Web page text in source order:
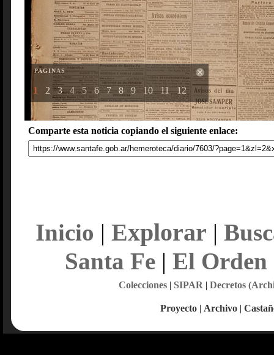
PAGINAS
1 2 3 4 5 6 7 8 9 10 11 12
Comparte esta noticia copiando el siguiente enlace:
Inicio | Explorar |
Santa Fe| El Orden
Colecciones| SIPAR | Decretos
Proyecto | Archivo |